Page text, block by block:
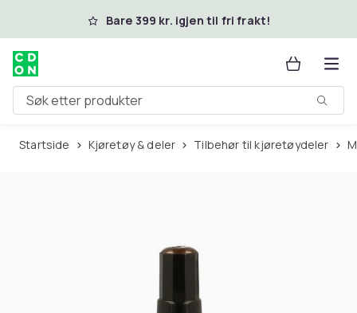
Hopp til hovedinnholdBare 399 kr. igjen til fri frakt!
Søk etter produkter
Startside Kjøretøy & deler Tilbehør til kjøretøydeler